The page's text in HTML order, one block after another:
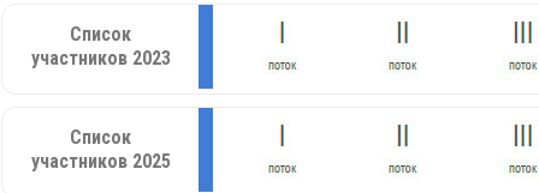
Список
участников 2023
Список
участников 2025